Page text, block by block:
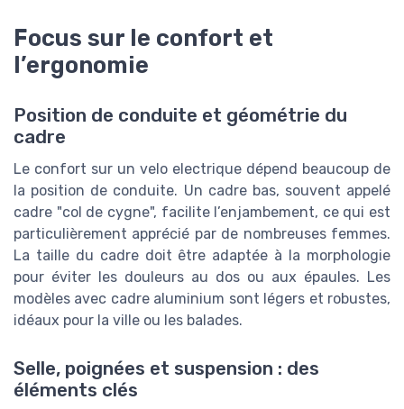
Focus sur le confort et
l’ergonomie
Position de conduite et géométrie du
cadre
Le confort sur un velo electrique dépend beaucoup de
la position de conduite. Un cadre bas, souvent appelé
cadre "col de cygne", facilite l’enjambement, ce qui est
particulièrement apprécié par de nombreuses femmes.
La taille du cadre doit être adaptée à la morphologie
pour éviter les douleurs au dos ou aux épaules. Les
modèles avec cadre aluminium sont légers et robustes,
idéaux pour la ville ou les balades.
Selle, poignées et suspension : des
éléments clés